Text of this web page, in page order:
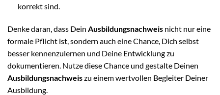
korrekt sind.
Denke daran, dass Dein Ausbildungsnachweis nicht nur eine
formale Pflicht ist, sondern auch eine Chance, Dich selbst
besser kennenzulernen und Deine Entwicklung zu
dokumentieren. Nutze diese Chance und gestalte Deinen
Ausbildungsnachweiszu einem wertvollen Begleiter Deiner
Ausbildung.